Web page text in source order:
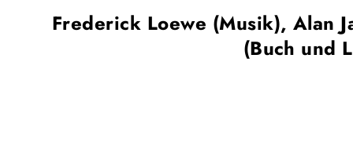
Frederick Loewe (Musik), Alan
(Buch und